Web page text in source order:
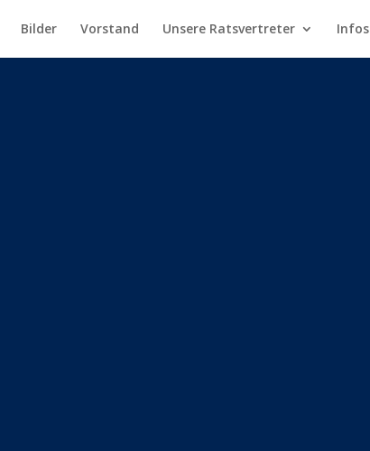
Bilder Vorstand Unsere Ratsvertreter Infos